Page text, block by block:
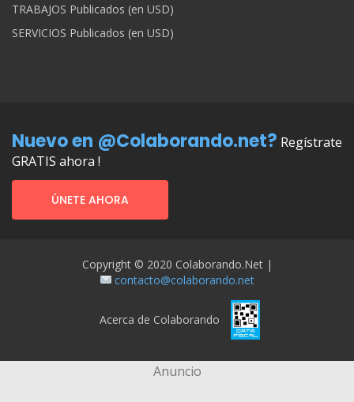
TRABAJOS Publicados (en USD)
SERVICIOS Publicados (en USD)
Nuevo en @Colaborando.net? Regístrate
GRATIS ahora !
ÚNETE AHORA
Copyright © 2020 Colaborando.net |
contacto@colaborando.net
Acerca de Colaborando
Anuncio